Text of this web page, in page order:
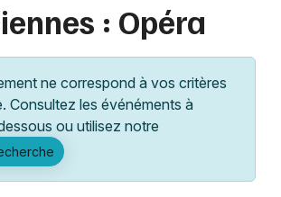
: Opéra
ne correspond à vos critères
Consultez les événéments à
ou utilisez notre
Partout
Près de moi
Effacer les dates